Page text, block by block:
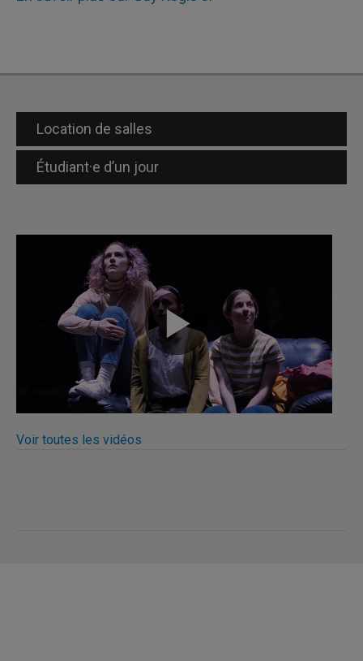
Location de salles
Étudiant·e d’un jour
Voir toutes les vidéos